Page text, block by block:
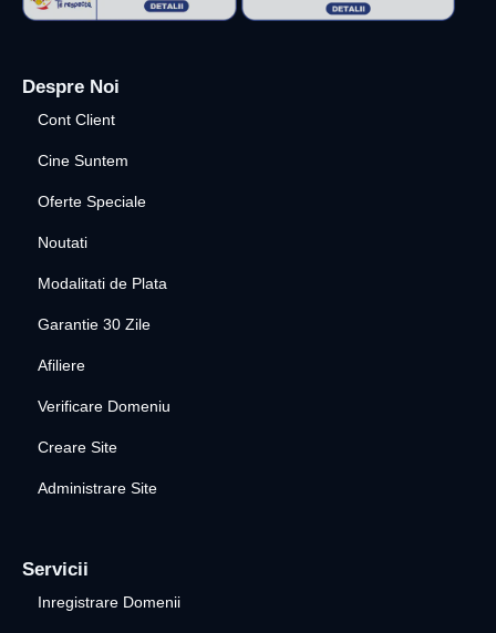
Despre Noi
Cont Client
Cine Suntem
Oferte Speciale
Noutati
Modalitati de Plata
Garantie 30 Zile
Afiliere
Verificare Domeniu
Creare Site
Administrare Site
Servicii
Inregistrare Domenii